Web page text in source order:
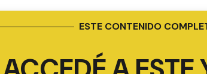
ESTE CONTENIDO